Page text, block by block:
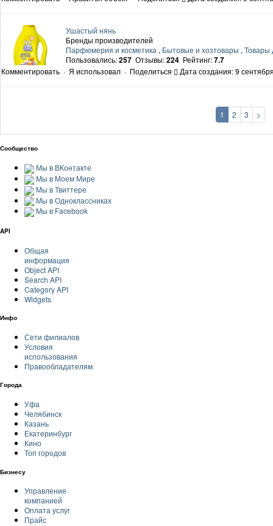
Ушастый нянь
Бренды производителей
Парфюмерия и косметика , Бытовые и хозтовары , Товары
Пользовались:257 Отзывы:224 Рейтинг:7.7
Комментировать · Я использовал · Поделиться Дата создания: 9
1 2 3 >
Сообщество
Мы в ВКонтакте
Мы в Моем Мире
Мы в Твиттере
Мы в Одноклассниках
Мы в Facebook
API
Общая
информация
Object API
Search API
Category API
Widgets
Инфо
Сети филиалов
Условия
использования
Правообладателям
Города
Уфа
Челябинск
Казань
Екатеринбург
Кино
Топ городов
Бизнесу
Управление
компанией
Оплата услуг
Прайс